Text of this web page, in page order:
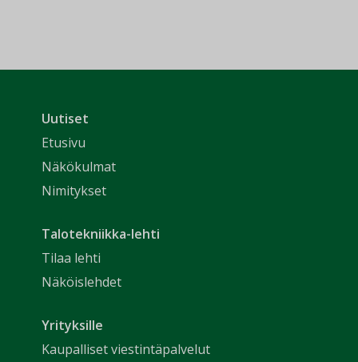
Uutiset
Etusivu
Näkökulmat
Nimitykset
Talotekniikka-lehti
Tilaa lehti
Näköislehdet
Yrityksille
Kaupalliset viestintäpalvelut